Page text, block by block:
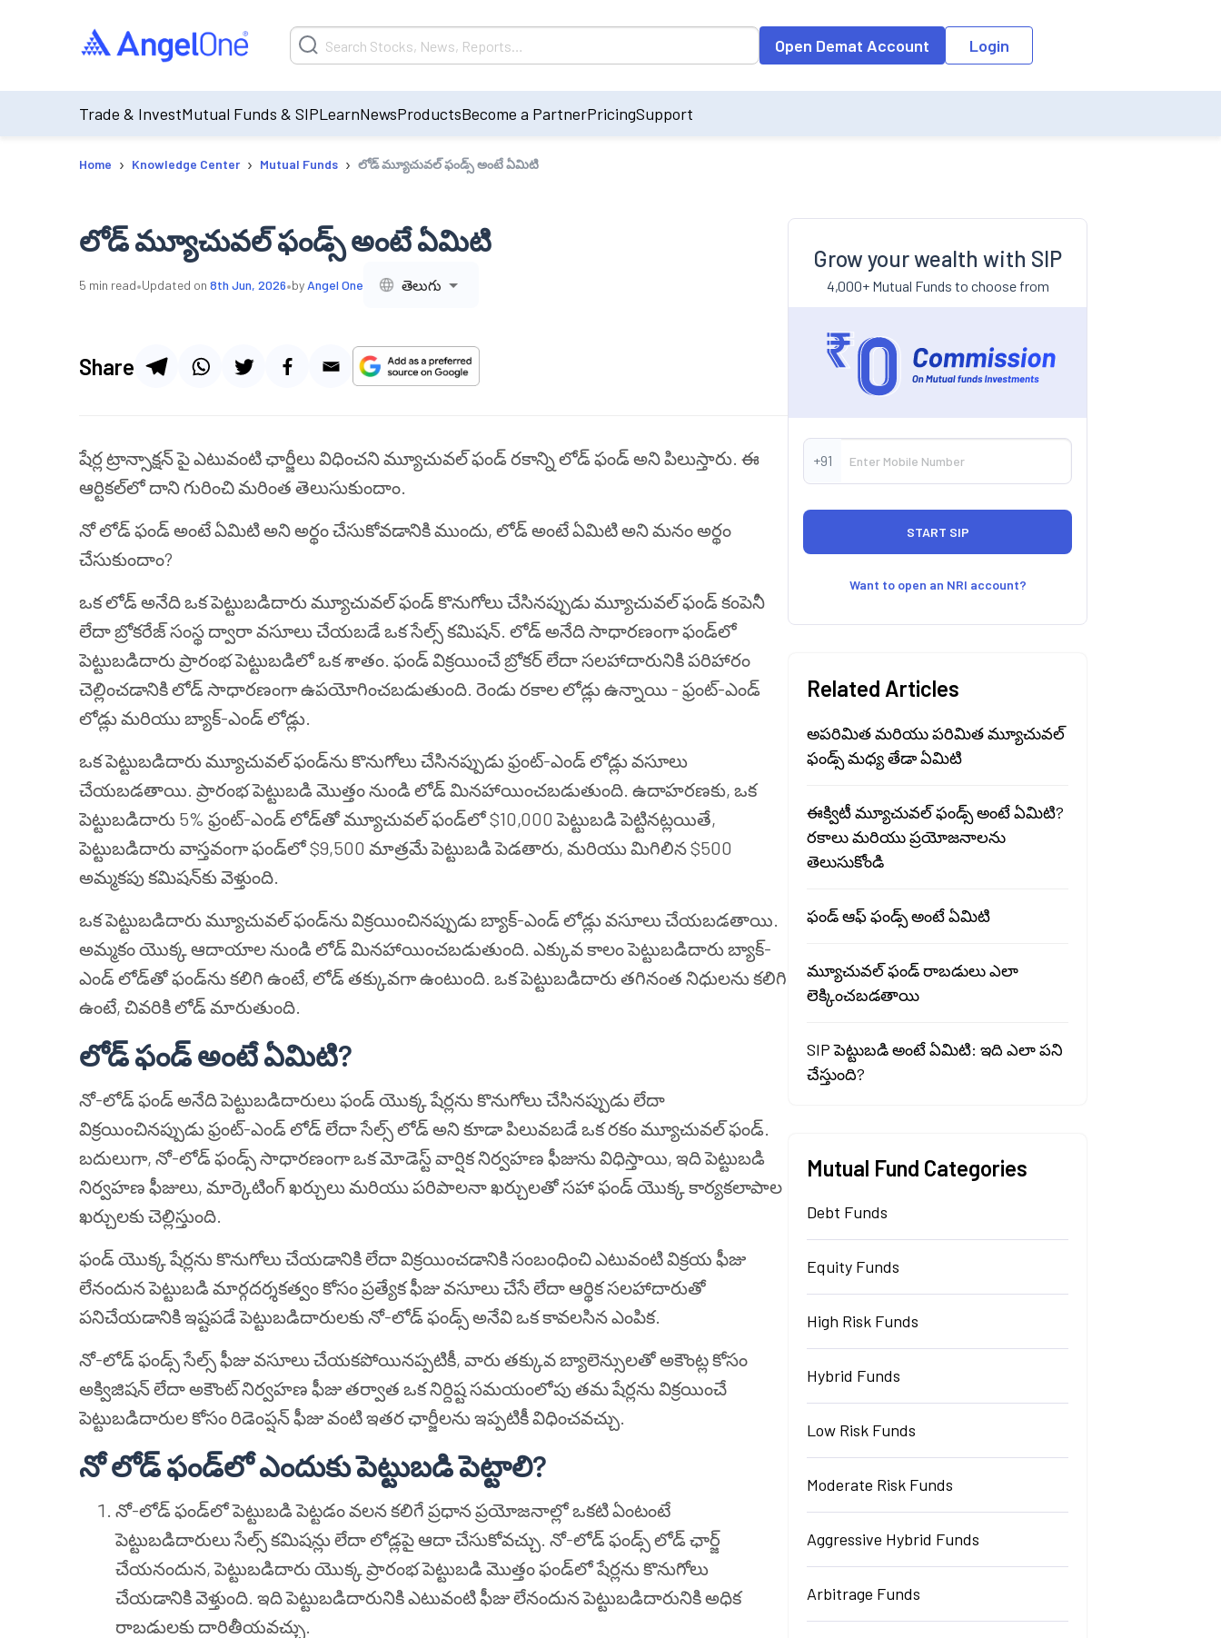
Open Demat Account Login
Trade & InvestMutual Funds & SIPLearnNewsProductsBecome a PartnerPricingSupport
Home › Knowledge Center › Mutual Funds › లోడ్ మ్యూచువల్ ఫండ్స్ అంటే ఏమిటి
లోడ్ మ్యూచువల్ ఫండ్స్ అంటే ఏమిటి
5 min read•Updated on 8th Jun, 2026•by Angel One తెలుగు
Share
షేర్ల ట్రాన్సాక్షన్ పై ఎటువంటి ఛార్జీలు విధించని మ్యూచువల్ ఫండ్ రకాన్ని లోడ్ ఫండ్ అని పిలుస్తారు. ఈ
ఆర్టికల్‌లో దాని గురించి మరింత తెలుసుకుందాం.
నో లోడ్ ఫండ్ అంటే ఏమిటి అని అర్థం చేసుకోవడానికి ముందు, లోడ్ అంటే ఏమిటి అని మనం అర్థం
చేసుకుందాం?
ఒక లోడ్ అనేది ఒక పెట్టుబడిదారు మ్యూచువల్ ఫండ్ కొనుగోలు చేసినప్పుడు మ్యూచువల్ ఫండ్ కంపెనీ
లేదా బ్రోకరేజ్ సంస్థ ద్వారా వసూలు చేయబడే ఒక సేల్స్ కమిషన్. లోడ్ అనేది సాధారణంగా ఫండ్‌లో
పెట్టుబడిదారు ప్రారంభ పెట్టుబడిలో ఒక శాతం. ఫండ్ విక్రయించే బ్రోకర్ లేదా సలహాదారునికి పరిహారం
చెల్లించడానికి లోడ్ సాధారణంగా ఉపయోగించబడుతుంది. రెండు రకాల లోడ్లు ఉన్నాయి - ఫ్రంట్-ఎండ్
లోడ్లు మరియు బ్యాక్-ఎండ్ లోడ్లు.
ఒక పెట్టుబడిదారు మ్యూచువల్ ఫండ్‌ను కొనుగోలు చేసినప్పుడు ఫ్రంట్-ఎండ్ లోడ్లు వసూలు
చేయబడతాయి. ప్రారంభ పెట్టుబడి మొత్తం నుండి లోడ్ మినహాయించబడుతుంది. ఉదాహరణకు, ఒక
పెట్టుబడిదారు 5% ఫ్రంట్-ఎండ్ లోడ్‌తో మ్యూచువల్ ఫండ్‌లో $10,000 పెట్టుబడి పెట్టినట్లయితే,
పెట్టుబడిదారు వాస్తవంగా ఫండ్‌లో $9,500 మాత్రమే పెట్టుబడి పెడతారు, మరియు మిగిలిన $500
అమ్మకపు కమిషన్‌కు వెళ్తుంది.
ఒక పెట్టుబడిదారు మ్యూచువల్ ఫండ్‌ను విక్రయించినప్పుడు బ్యాక్-ఎండ్ లోడ్లు వసూలు చేయబడతాయి.
అమ్మకం యొక్క ఆదాయాల నుండి లోడ్ మినహాయించబడుతుంది. ఎక్కువ కాలం పెట్టుబడిదారు బ్యాక్-
ఎండ్ లోడ్‌తో ఫండ్‌ను కలిగి ఉంటే, లోడ్ తక్కువగా ఉంటుంది. ఒక పెట్టుబడిదారు తగినంత నిధులను కలిగి
ఉంటే, చివరికి లోడ్ మారుతుంది.
లోడ్ ఫండ్ అంటే ఏమిటి?
నో-లోడ్ ఫండ్ అనేది పెట్టుబడిదారులు ఫండ్ యొక్క షేర్లను కొనుగోలు చేసినప్పుడు లేదా
విక్రయించినప్పుడు ఫ్రంట్-ఎండ్ లోడ్ లేదా సేల్స్ లోడ్ అని కూడా పిలువబడే ఒక రకం మ్యూచువల్ ఫండ్.
బదులుగా, నో-లోడ్ ఫండ్స్ సాధారణంగా ఒక మోడెస్ట్ వార్షిక నిర్వహణ ఫీజును విధిస్తాయి, ఇది పెట్టుబడి
నిర్వహణ ఫీజులు, మార్కెటింగ్ ఖర్చులు మరియు పరిపాలనా ఖర్చులతో సహా ఫండ్ యొక్క కార్యకలాపాల
ఖర్చులకు చెల్లిస్తుంది.
ఫండ్ యొక్క షేర్లను కొనుగోలు చేయడానికి లేదా విక్రయించడానికి సంబంధించి ఎటువంటి విక్రయ ఫీజు
లేనందున పెట్టుబడి మార్గదర్శకత్వం కోసం ప్రత్యేక ఫీజు వసూలు చేసే లేదా ఆర్థిక సలహాదారుతో
పనిచేయడానికి ఇష్టపడే పెట్టుబడిదారులకు నో-లోడ్ ఫండ్స్ అనేవి ఒక కావలసిన ఎంపిక.
నో-లోడ్ ఫండ్స్ సేల్స్ ఫీజు వసూలు చేయకపోయినప్పటికీ, వారు తక్కువ బ్యాలెన్సులతో అకౌంట్ల కోసం
అక్విజిషన్ లేదా అకౌంట్ నిర్వహణ ఫీజు తర్వాత ఒక నిర్దిష్ట సమయంలోపు తమ షేర్లను విక్రయించే
పెట్టుబడిదారుల కోసం రిడెంప్షన్ ఫీజు వంటి ఇతర ఛార్జీలను ఇప్పటికీ విధించవచ్చు.
నో లోడ్ ఫండ్‌లో ఎందుకు పెట్టుబడి పెట్టాలి?
నో-లోడ్ ఫండ్‌లో పెట్టుబడి పెట్టడం వలన కలిగే ప్రధాన ప్రయోజనాల్లో ఒకటి ఏంటంటే
పెట్టుబడిదారులు సేల్స్ కమిషన్లు లేదా లోడ్లపై ఆదా చేసుకోవచ్చు. నో-లోడ్ ఫండ్స్ లోడ్ ఛార్జ్
చేయనందున, పెట్టుబడిదారు యొక్క ప్రారంభ పెట్టుబడి మొత్తం ఫండ్‌లో షేర్లను కొనుగోలు
చేయడానికి వెళ్తుంది. ఇది పెట్టుబడిదారునికి ఎటువంటి ఫీజు లేనందున పెట్టుబడిదారునికి అధిక
రాబడులకు దారితీయవచ్చు.
Grow your wealth with SIP
4,000+ Mutual Funds to choose from
+91
Want to open an NRI account?
Related Articles
అపరిమిత మరియు పరిమిత మ్యూచువల్
ఫండ్స్ మధ్య తేడా ఏమిటి
ఈక్విటీ మ్యూచువల్ ఫండ్స్ అంటే ఏమిటి?
రకాలు మరియు ప్రయోజనాలను
తెలుసుకోండి
ఫండ్ ఆఫ్ ఫండ్స్ అంటే ఏమిటి
మ్యూచువల్ ఫండ్ రాబడులు ఎలా
లెక్కించబడతాయి
SIP పెట్టుబడి అంటే ఏమిటి: ఇది ఎలా పని
చేస్తుంది?
Mutual Fund Categories
Debt Funds
Equity Funds
High Risk Funds
Hybrid Funds
Low Risk Funds
Moderate Risk Funds
Aggressive Hybrid Funds
Arbitrage Funds